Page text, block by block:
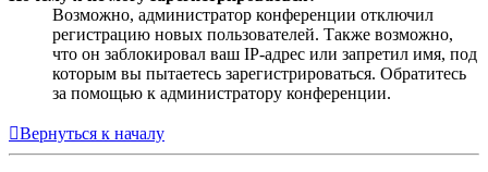
Возможно, администратор конференции отключил
регистрацию новых пользователей. Также возможно,
что он заблокировал ваш IP-адрес или запретил имя, под
которым вы пытаетесь зарегистрироваться. Обратитесь
за помощью к администратору конференции.
Вернуться к началу